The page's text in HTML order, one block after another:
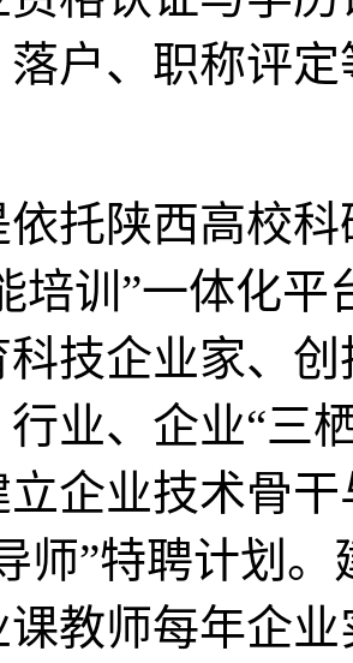
户、职称评
陕西高校科
培训”一体化
科技企业家、
业、企业“三
立企业技术骨
师”特聘计划
课教师每年企